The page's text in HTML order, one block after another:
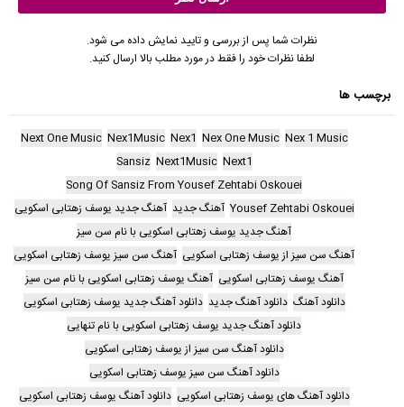
نظرات شما پس از بررسی و تایید نمایش داده می شود.
لطفا نظرات خود را فقط در مورد مطلب بالا ارسال کنید.
برچسب ها
Nex 1 Music
Nex One Music
Nex1
Nex1Music
Next One Music
Next1
Next1Music
Sansiz
Song Of Sansiz From Yousef Zehtabi Oskouei
Yousef Zehtabi Oskouei آهنگ جدید آهنگ جدید یوسف زهتابی اسکویی
آهنگ جدید یوسف زهتابی اسکویی با نام سن سیز
آهنگ سن سیز از یوسف زهتابی اسکویی آهنگ سن سیز یوسف زهتابی اسکویی
آهنگ یوسف زهتابی اسکویی آهنگ یوسف زهتابی اسکویی با نام سن سیز
دانلود آهنگ دانلود آهنگ جدید دانلود آهنگ جدید یوسف زهتابی اسکویی
دانلود آهنگ جدید یوسف زهتابی اسکویی با نام تنهایی
دانلود آهنگ سن سیز از یوسف زهتابی اسکویی
دانلود آهنگ سن سیز یوسف زهتابی اسکویی
دانلود آهنگ های یوسف زهتابی اسکویی دانلود آهنگ یوسف زهتابی اسکویی